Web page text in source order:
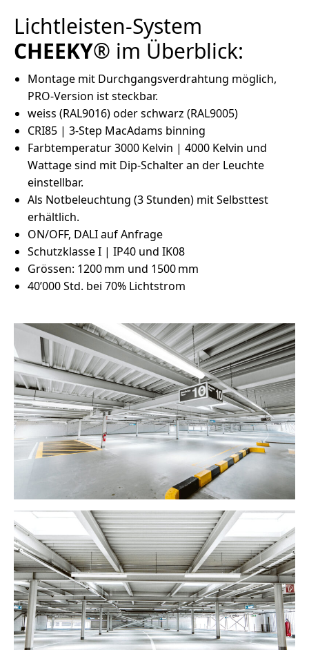
Lichtleisten-System
CHEEKY® im Überblick:
Montage mit Durchgangsverdrahtung möglich,
PRO-Version ist steckbar.
weiss (RAL9016) oder schwarz (RAL9005)
CRI85 | 3-Step MacAdams binning
Farbtemperatur 3000 Kelvin | 4000 Kelvin und
Wattage sind mit Dip-Schalter an der Leuchte
einstellbar.
Als Notbeleuchtung (3 Stunden) mit Selbsttest
erhältlich.
ON/OFF, DALI auf Anfrage
Schutzklasse I | IP40 und IK08
Grössen: 1200 mm und 1500 mm
40’000 Std. bei 70% Lichtstrom